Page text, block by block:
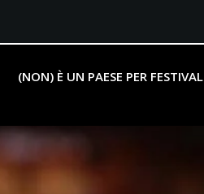
(NON) È UN PAESE PER FESTIVAL